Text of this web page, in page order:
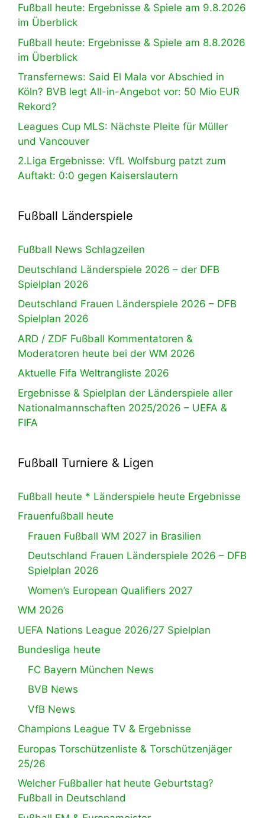
Fußball heute: Ergebnisse & Spiele am 9.8.2026
im Überblick
Fußball heute: Ergebnisse & Spiele am 8.8.2026
im Überblick
Transfernews: Said El Mala vor Abschied in
Köln? BVB legt All-in-Angebot vor: 50 Mio EUR
Rekord?
Leagues Cup MLS: Nächste Pleite für Müller
und Vancouver
2.Liga Ergebnisse: VfL Wolfsburg patzt zum
Auftakt: 0:0 gegen Kaiserslautern
Fußball Länderspiele
Fußball News Schlagzeilen
Deutschland Länderspiele 2026 – der DFB
Spielplan 2026
Deutschland Frauen Länderspiele 2026 – DFB
Spielplan 2026
ARD / ZDF Fußball Kommentatoren &
Moderatoren heute bei der WM 2026
Aktuelle Fifa Weltrangliste 2026
Ergebnisse & Spielplan der Länderspiele aller
Nationalmannschaften 2025/2026 – UEFA &
FIFA
Fußball Turniere & Ligen
Fußball heute * Länderspiele heute Ergebnisse
Frauenfußball heute
Frauen Fußball WM 2027 in Brasilien
Deutschland Frauen Länderspiele 2026 – DFB
Spielplan 2026
Women’s European Qualifiers 2027
WM 2026
UEFA Nations League 2026/27 Spielplan
Bundesliga heute
FC Bayern München News
BVB News
VfB News
Champions League TV & Ergebnisse
Europas Torschützenliste & Torschützenjäger
25/26
Welcher Fußballer hat heute Geburtstag?
Fußball in Deutschland